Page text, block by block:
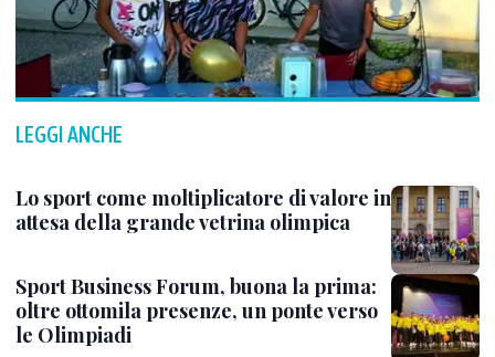
LEGGI ANCHE
Lo sport come moltiplicatore di valore in
attesa della grande vetrina olimpica
Sport Business Forum, buona la prima:
oltre ottomila presenze, un ponte verso
le Olimpiadi